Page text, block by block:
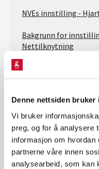
Denne nettsiden
Vi bruker
preg, og for å analysere
informasjon om
partnerne våre innen
analysearbeid, som kan
NVEs innstilling -
Bakgrunn for
Nettilknytning
og ny 132 kV
Fiskerapport 2015 -
økodynamiske forhold
Raufjellforsen
Søknad om Hjartås
kraftledning